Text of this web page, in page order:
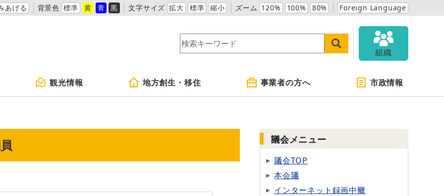
あげる 背景色 標準 黄 青 黒 文字サイズ 拡大 標準 縮小 ズーム 120% 100% 80% Foreign Language
組織
観光情報 地方創生・移住 事業者の方へ 市政情報
議会メニュー
議会TOP
本会議
インターネット録画中継